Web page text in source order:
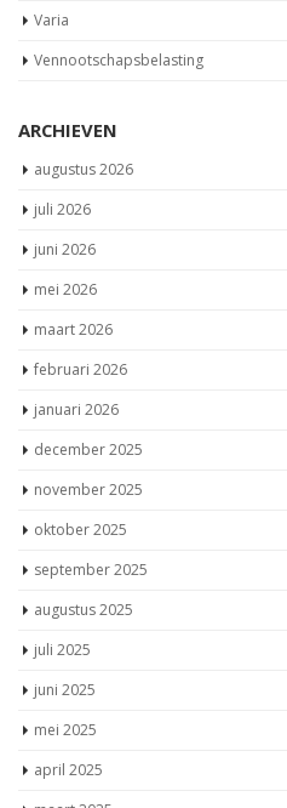
Varia
Vennootschapsbelasting
ARCHIEVEN
augustus 2026
juli 2026
juni 2026
mei 2026
maart 2026
februari 2026
januari 2026
december 2025
november 2025
oktober 2025
september 2025
augustus 2025
juli 2025
juni 2025
mei 2025
april 2025
maart 2025